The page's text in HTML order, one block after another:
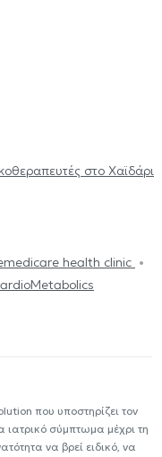
στο Χαϊδάρι
health clinic
που υποστηρίζει τον
ιατρικό σύμπτωμα μέχρι τη
να βρεί ειδικό, να